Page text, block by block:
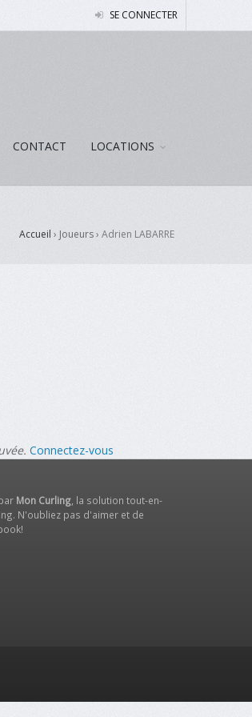
SE CONNECTER
CONTACT LOCATIONS
Accueil › Joueurs › Adrien LABARRE
Connectez-vous
Mon Curling, la solution tout-en-
N'oubliez pas d'aimer et de
!